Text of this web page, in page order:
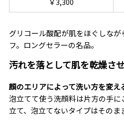
￥3,300
グリコール酸配が肌をほぐしな
フ。ロングセラーの名品。
汚れを落として肌を乾燥さ
顔のエリアによって洗い方を変え
泡立てて使う洗顔料は片方の手
立て、泡立てないタイプはそのま